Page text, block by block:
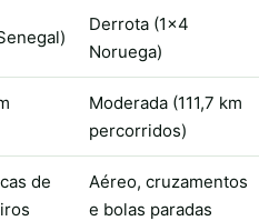
Derrota (1×4
Noruega)
Moderada (111,7 km
percorridos)
de
Aéreo, cruzamentos
e bolas paradas